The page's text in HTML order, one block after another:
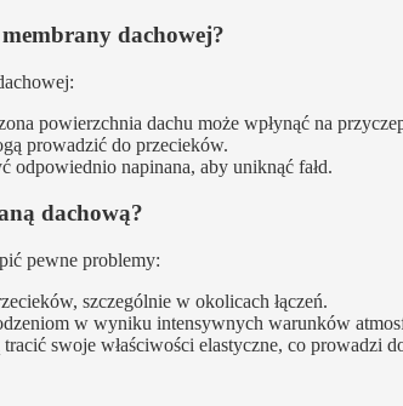
membrany dachowej?
powierzchnia dachu może wpłynąć na
prowadzić do przecieków.
odpowiednio napinana, aby uniknąć fałd.
dachową?
pewne problemy:
szczególnie w okolicach łączeń.
w wyniku intensywnych warunków
swoje właściwości elastyczne, co prowadzi